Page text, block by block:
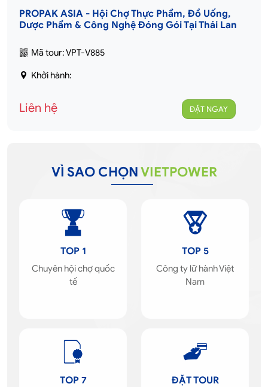
PROPAK ASIA - Hội Chợ Thực Phẩm, Đồ Uống,
Dược Phẩm & Công Nghệ Đóng Gói Tại Thái Lan
Mã tour: VPT-V885
Khởi hành:
Liên hệ ĐẶT NGAY
VÌ SAO CHỌNVIETPOWER
TOP 1
Chuyên hội chợ quốc
tế
TOP 5
Công ty lữ hành Việt
Nam
TOP 7 ĐẶT TOUR